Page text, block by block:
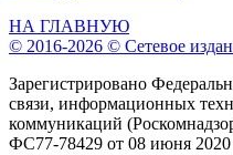
НА ГЛАВНУЮ
© 2016-2026 © Сетевое
Зарегистрировано
связи, информационных
коммуникаций
ФС77-78429 от 08 июня 2020